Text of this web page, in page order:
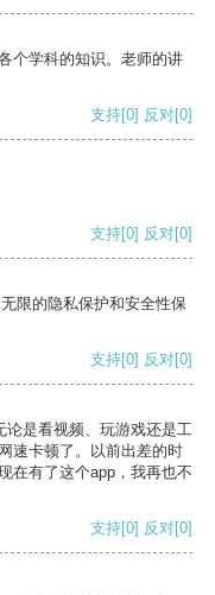
个学科的知识。老师的讲
支持[0] 反对[0]
支持[0] 反对[0]
限的隐私保护和安全性保
支持[0] 反对[0]
论是看视频、玩游戏还是工
速卡顿了。以前出差的时
在有了这个app，我再也不
支持[0] 反对[0]